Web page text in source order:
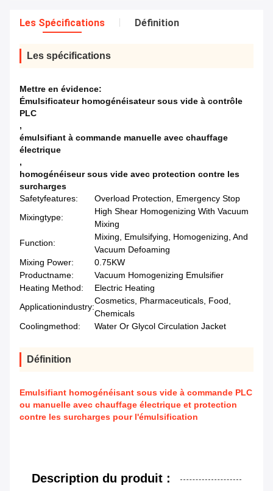
Les Spécifications Définition
Les spécifications
Mettre en évidence:
Émulsificateur homogénéisateur sous vide à contrôle
PLC
,
émulsifiant à commande manuelle avec chauffage
électrique
,
homogénéiseur sous vide avec protection contre les
surcharges
Safetyfeatures:
Overload Protection, Emergency Stop
Mixingtype:
High Shear Homogenizing With Vacuum
Mixing
Function:
Mixing, Emulsifying, Homogenizing, And
Vacuum Defoaming
Mixing Power:
0.75KW
Productname:
Vacuum Homogenizing Emulsifier
Heating Method:
Electric Heating
Applicationindustry:
Cosmetics, Pharmaceuticals, Food,
Chemicals
Coolingmethod:
Water Or Glycol Circulation Jacket
Définition
Emulsifiant homogénéisant sous vide à commande PLC
ou manuelle avec chauffage électrique et protection
contre les surcharges pour l'émulsification
Description du produit :